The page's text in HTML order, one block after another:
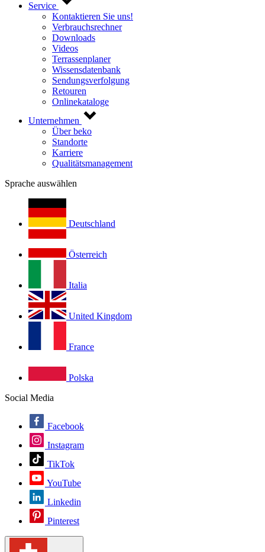
Service
Kontaktieren Sie uns!
Verbrauchsrechner
Downloads
Videos
Terrassenplaner
Wissensdatenbank
Sendungsverfolgung
Retouren
Onlinekataloge
Unternehmen
Über beko
Standorte
Karriere
Qualitätsmanagement
Sprache auswählen
Deutschland
Österreich
Italia
United Kingdom
France
Polska
Social Media
Facebook
Instagram
TikTok
YouTube
Linkedin
Pinterest